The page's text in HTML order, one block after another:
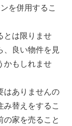
を併用するこ
とは限りませ
、良い物件を見
かもしれませ
はありませんの
替えをするこ
の家を売ること